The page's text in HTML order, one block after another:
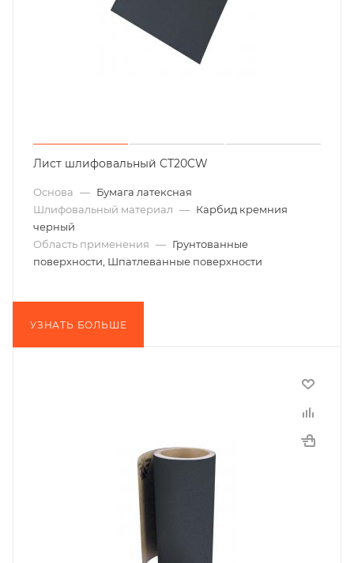
Лист шлифовальный CT20CW
Основа — Бумага латексная
Шлифовальный материал — Карбид кремния
черный
Область применения — Грунтованные
поверхности, Шпатлеванные поверхности
УЗНАТЬ БОЛЬШЕ